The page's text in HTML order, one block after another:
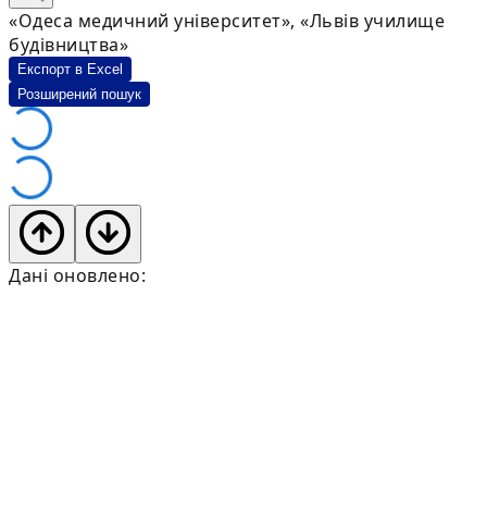
«Одеса медичний університет», «Львів училище
будівництва»
Експорт в Excel
Розширений пошук
Дані оновлено: